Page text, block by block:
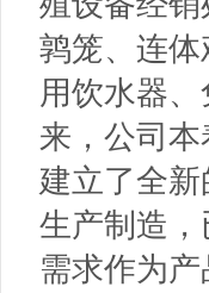
鹑笼、连
用饮水器
来，公司
建立了全
生产制造
需求作为